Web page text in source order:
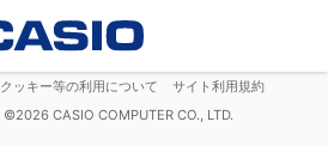
クッキー等の利用について
サイト利用規約
©2026 CASIO COMPUTER CO., LTD.